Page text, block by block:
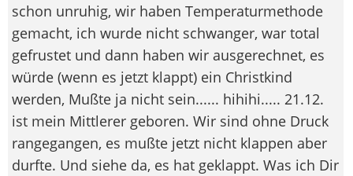
schon unruhig, wir haben Temperaturmethode
gemacht, ich wurde nicht schwanger, war total
gefrustet und dann haben wir ausgerechnet, es
würde (wenn es jetzt klappt) ein Christkind
werden, Mußte ja nicht sein...... hihihi..... 21.12.
ist mein Mittlerer geboren. Wir sind ohne Druck
rangegangen, es mußte jetzt nicht klappen aber
durfte. Und siehe da, es hat geklappt. Was ich Dir